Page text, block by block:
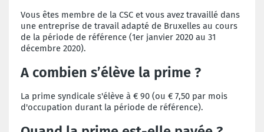
Vous êtes membre de la CSC et vous avez travaillé dans
une entreprise de travail adapté de Bruxelles au cours
de la période de référence (1er janvier 2020 au 31
décembre 2020).
A combien s’élève la prime ?
La prime syndicale s'élève à € 90 (ou € 7,50 par mois
d'occupation durant la période de référence).